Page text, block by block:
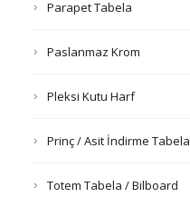
Parapet Tabela
Paslanmaz Krom
Pleksi Kutu Harf
Prinç / Asit İndirme Tabela
Totem Tabela / Bilboard